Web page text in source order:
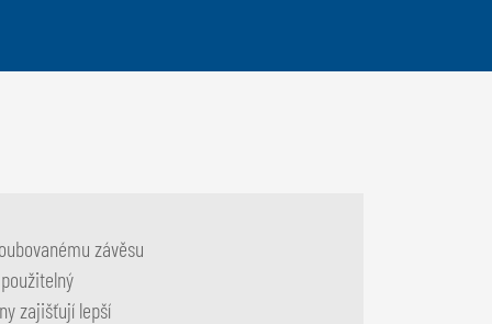
závěsu
zajišťují lepší